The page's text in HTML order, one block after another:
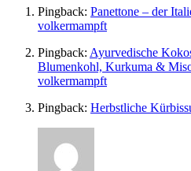
Pingback: Panettone – der
volkermampft
Pingback: Ayurvedische
Blumenkohl, Kurkuma &
volkermampft
Pingback: Herbstliche